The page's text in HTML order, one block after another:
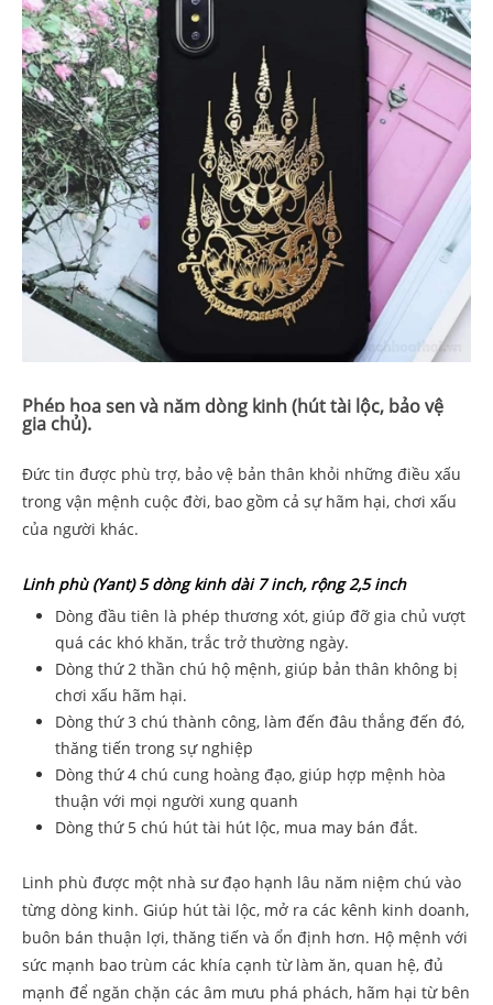
Phép hoa sen và năm dòng kinh (hút tài lộc, bảo vệ
gia chủ).
Đức tin được phù trợ, bảo vệ bản thân khỏi những điều xấu
trong vận mệnh cuộc đời, bao gồm cả sự hãm hại, chơi xấu
của người khác.
Linh phù (Yant) 5 dòng kinh dài 7 inch, rộng 2,5 inch
Dòng đầu tiên là phép thương xót, giúp đỡ gia chủ vượt
quá các khó khăn, trắc trở thường ngày.
Dòng thứ 2 thần chú hộ mệnh, giúp bản thân không bị
chơi xấu hãm hại.
Dòng thứ 3 chú thành công, làm đến đâu thắng đến đó,
thăng tiến trong sự nghiệp
Dòng thứ 4 chú cung hoàng đạo, giúp hợp mệnh hòa
thuận với mọi người xung quanh
Dòng thứ 5 chú hút tài hút lộc, mua may bán đắt.
Linh phù được một nhà sư đạo hạnh lâu năm niệm chú vào
từng dòng kinh. Giúp hút tài lộc, mở ra các kênh kinh doanh,
buôn bán thuận lợi, thăng tiến và ổn định hơn. Hộ mệnh với
sức mạnh bao trùm các khía cạnh từ làm ăn, quan hệ, đủ
mạnh để ngăn chặn các âm mưu phá phách, hãm hại từ bên